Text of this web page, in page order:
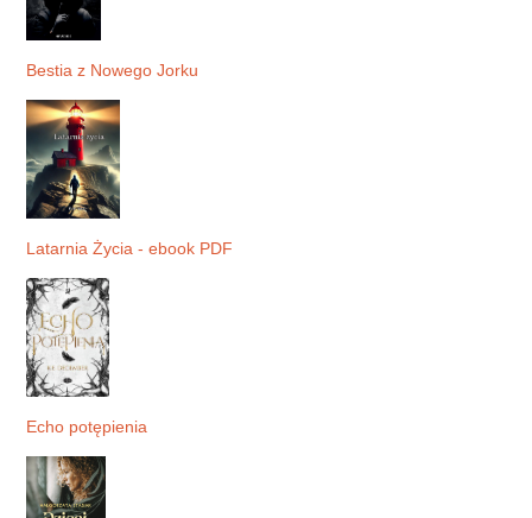
Bestia z Nowego Jorku
Latarnia Życia - ebook PDF
Echo potępienia